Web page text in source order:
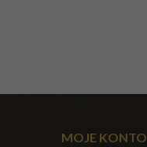
MOJE KONTO